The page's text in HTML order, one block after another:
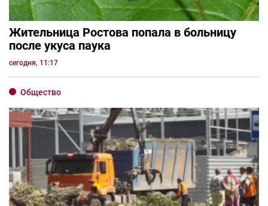
Жительница Ростова попала в больницу
после укуса паука
сегодня, 11:17
Общество